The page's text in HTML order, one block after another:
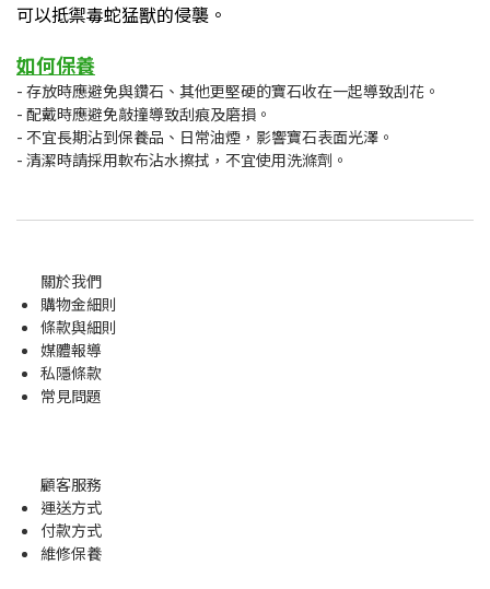
可以抵禦毒蛇猛獸的侵襲。
如何保養
- 存放時應避免與鑽石、其他更堅硬的寶石收在一起導致刮花。
- 配戴時應避免敲撞導致刮痕及磨損。
- 不宜長期沾到保養品、日常油煙，影響寶石表面光澤。
- 清潔時請採用軟布沾水擦拭，不宜使用洗滌劑。
關於我們
購物金細則
條款與細則
媒體報導
私隱條款
常見問題
顧客服務
運送方式
付款方式
維修保養